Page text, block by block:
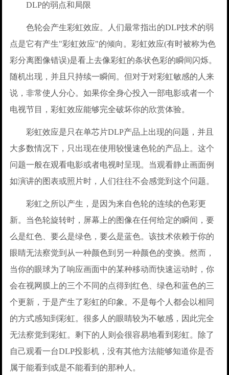
DLP的弱点和局限
色轮会产生彩虹效应。人们最常指出的DLP技术的弱
点是它有产生"彩虹效应"的倾向。彩虹效应(有时被称为色
彩分离图像错误)是看上去像彩虹的条状色彩的瞬间闪烁。
随机出现，并且只持续一瞬间。但对于对彩虹敏感的人来
说，非常使人分心。如果你全身心投入一部电影或者一个
电视节目，彩虹效应能够完全破坏你的欣赏体验。
彩虹效应是只在单芯片DLP产品上出现的问题，并且
大多数情况下，只出现在使用较慢速色轮的产品上。这个
问题一般在观看电影或者电视时呈现。当观看静止画面例
如演讲的图表或照片时，人们往往不会感觉到这个问题。
彩虹之所以产生，是因为来自色轮的连续的色彩更
新。当色轮旋转时，屏幕上的图像在任何给定的瞬间，要
么是红色、要么是绿色，要么是蓝色。该技术依赖于你的
眼睛无法察觉到从一种颜色到另一种颜色的变换。然而，
当你的眼球为了响应画面中的某种移动而快速运动时，你
会在视网膜上的三个不同的点得到红色、绿色和蓝色的三
个更新，于是产生了彩虹的印象。不是每个人都会以相同
的方式感知到彩虹。很多人的眼睛较为不敏感，因此完全
无法察觉到彩虹。剩下的人则会很容易地看到彩虹。除了
自己观看一台DLP投影机，没有其他方法能够知道你是否
属于能看到或是不能看到的那种人。